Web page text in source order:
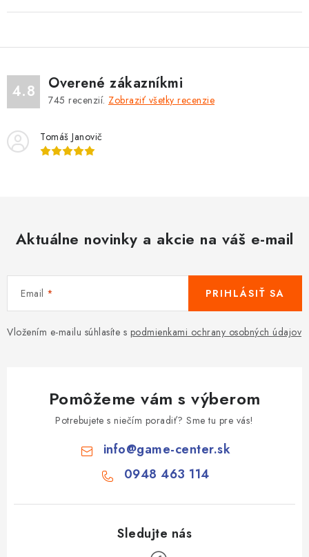
4.8 Overené zákazníkmi
745 recenzií. Zobraziť všetky recenzie
Tomáš Janovič
Aktuálne novinky a akcie na váš e-mail
Email
Vložením e-mailu súhlasíte s podmienkami ochrany osobných údajov
PRIHLÁSIŤ SA
Pomôžeme vám s výberom
Potrebujete s niečím poradiť? Sme tu pre vás!
info@game-center.sk
0948 463 114